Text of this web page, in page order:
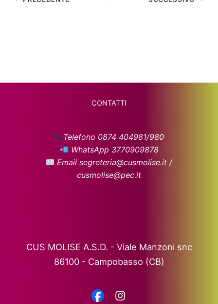
CONTATTI
Telefono 0874 404981/980
WhatsApp 3770909878
Email segreteria@cusmolise.it /
cusmolise@pec.it
CUS MOLISE A.S.D. - Viale Manzoni snc
86100 - Campobasso (CB)